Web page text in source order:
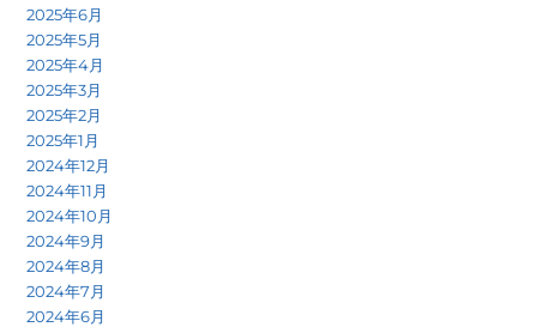
2025年6月
2025年5月
2025年4月
2025年3月
2025年2月
2025年1月
2024年12月
2024年11月
2024年10月
2024年9月
2024年8月
2024年7月
2024年6月